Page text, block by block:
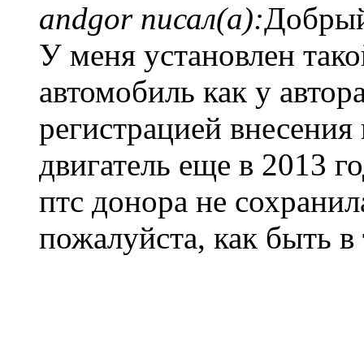
andgor писал(а):
У меня установлен
автомобиль как у
регистрацией
двигатель еще в 2013
птс донора не
пожалуйста, как быть в